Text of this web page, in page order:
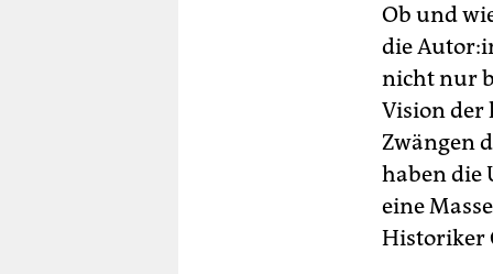
Ob und
die
nicht nur
Vision der
Zwängen
haben die
eine
Historiker